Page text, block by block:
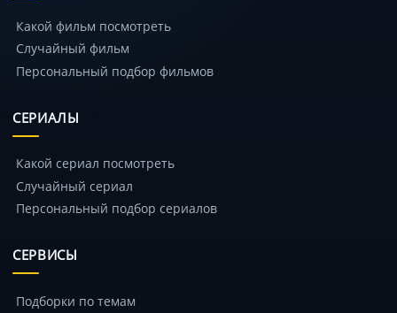
Какой фильм посмотреть
Случайный фильм
Персональный подбор фильмов
СЕРИАЛЫ
Какой сериал посмотреть
Случайный сериал
Персональный подбор сериалов
СЕРВИСЫ
Подборки по темам